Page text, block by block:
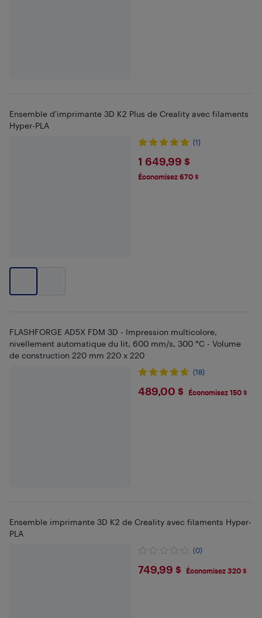
Ensemble d'imprimante 3D K2 Plus de Creality avec filaments
Hyper-PLA
(1)
$1649.99
1 649,99 $
Économisez 670 $
FLASHFORGE AD5X FDM 3D - Impression multicolore,
nivellement automatique du lit, 600 mm/s, 300 °C - Volume
de construction 220 mm 220 x 220
(18)
$489
489,00 $ Économisez 150 $
Ensemble imprimante 3D K2 de Creality avec filaments Hyper-
PLA
(0)
$749.99
749,99 $ Économisez 320 $